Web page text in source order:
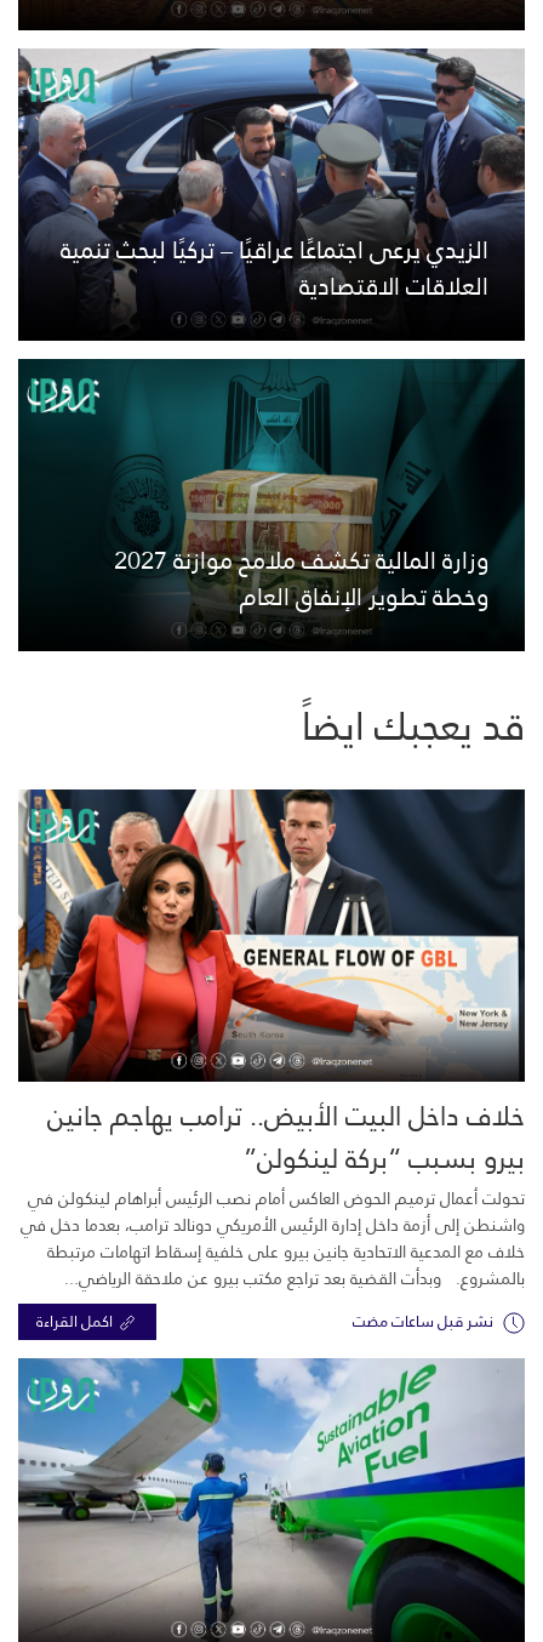
الزيدي يرعى اجتماعًا عراقيًا – تركيًا لبحث تنمية
العلاقات الاقتصادية
وزارة المالية تكشف ملامح موازنة 2027
وخطة تطوير الإنفاق العام
قد يعجبك ايضاً
خلاف داخل البيت الأبيض.. ترامب يهاجم جانين
بيرو بسبب “بركة لينكولن”
تحولت أعمال ترميم الحوض العاكس أمام نصب الرئيس أبراهام لينكولن في
واشنطن إلى أزمة داخل إدارة الرئيس الأمريكي دونالد ترامب، بعدما دخل في
خلاف مع المدعية الاتحادية جانين بيرو على خلفية إسقاط اتهامات مرتبطة
بالمشروع. وبدأت القضية بعد تراجع مكتب بيرو عن ملاحقة الرياضي...
نشر قبل ساعات مضت اكمل القراءة